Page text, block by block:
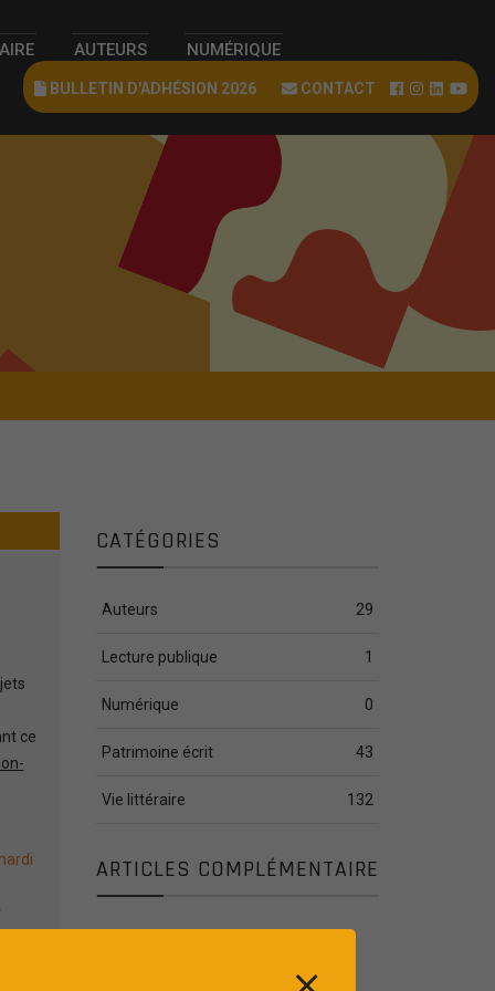
AUTEURS NUMÉRIQUE
BULLETIN D'ADHÉSION 2026 CONTACT
ce
CATÉGORIES
Auteurs 29
Lecture publique 1
Numérique 0
Patrimoine écrit 43
Vie littéraire 132
ARTICLES COMPLÉMENTAIRE
d’action de sûreté des